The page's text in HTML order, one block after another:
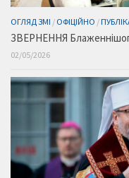
ОГЛЯД ЗМІ / ОФІЦІЙНО /
ЗВЕРНЕННЯ
02/05/2026